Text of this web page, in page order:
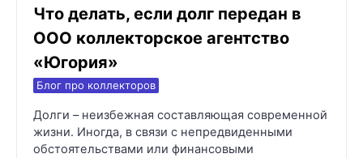
Что делать, если долг передан в
ООО коллекторское агентство
«Югория»
Блог про коллекторов
Долги – неизбежная составляющая современной
жизни. Иногда, в связи с непредвиденными
обстоятельствами или финансовыми